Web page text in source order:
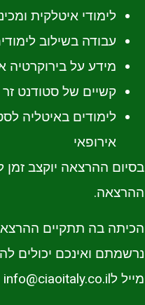
לימודי איטלקית
עבודה בשילוב
מידע על בירוקרטיה
קשיים של סטודנט
לימודים באיטליה
אירופאי
בסיום ההרצאה יוקצב
ההרצאה.
נרשמתם ואינכם יכולים
מייל לinfo@ciaoitaly.co.il , על מנת שאחרים יוכלו להשתתף בהרצאה.